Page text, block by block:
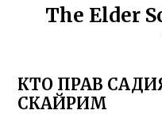
The Elder
КТО ПРАВ
СКАЙРИМ